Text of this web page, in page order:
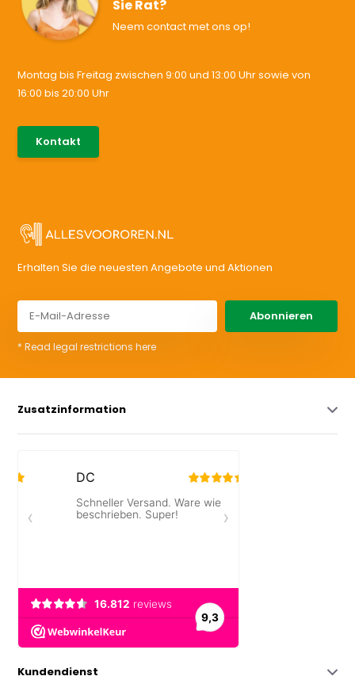
Sie Rat?
Neem contact met ons op!
Montag bis Freitag zwischen 9:00 und 13:00 Uhr sowie von
16:00 bis 20:00 Uhr
Kontakt
Erhalten Sie die neuesten Angebote und Aktionen
Abonnieren
* Read legal restrictions here
Zusatzinformation
Kundendienst